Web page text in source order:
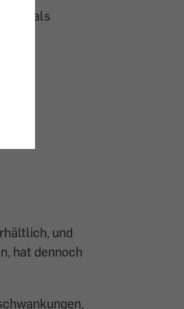
als
und
hat dennoch